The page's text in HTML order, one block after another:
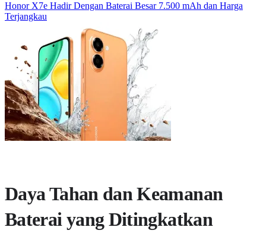
Honor X7e Hadir Dengan Baterai Besar 7.500 mAh dan Harga
Terjangkau
Daya Tahan dan Keamanan
Baterai yang Ditingkatkan